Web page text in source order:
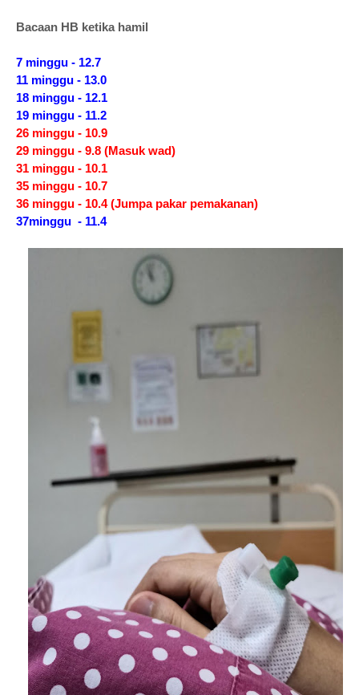
Bacaan HB ketika hamil
7 minggu - 12.7
11 minggu - 13.0
18 minggu - 12.1
19 minggu - 11.2
26 minggu - 10.9
29 minggu - 9.8 (Masuk wad)
31 minggu - 10.1
35 minggu - 10.7
36 minggu - 10.4 (Jumpa pakar pemakanan)
37minggu - 11.4